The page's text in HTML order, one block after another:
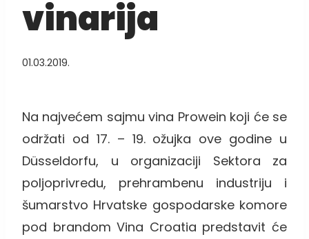
vinarija
01.03.2019.
Na najvećem sajmu vina Prowein koji će se
održati od 17. – 19. ožujka ove godine u
Düsseldorfu, u organizaciji Sektora za
poljoprivredu, prehrambenu industriju i
šumarstvo Hrvatske gospodarske komore
pod brandom Vina Croatia predstavit će